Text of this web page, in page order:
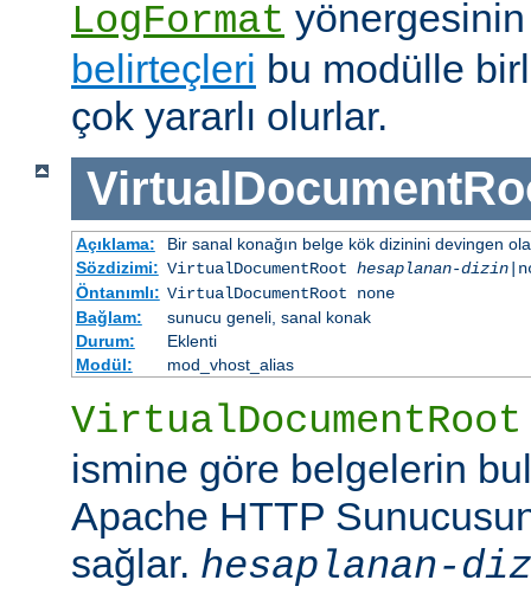
LogFormat
belirteçleri bu modülle
çok yararlı olurlar.
Açıklama:
Bir sanal konağın belge kök dizinini devingen
Sözdizimi: VirtualDocumentRoot hesaplanan-dizin
Öntanımlı: VirtualDocumentRoot none
Bağlam:
sunucu geneli, sanal konak
Durum:
Eklenti
Modül:
mod_vhost_alias
VirtualDocumentRoot
ismine göre belgelerin
Apache HTTP
sağlar. hesaplanan-